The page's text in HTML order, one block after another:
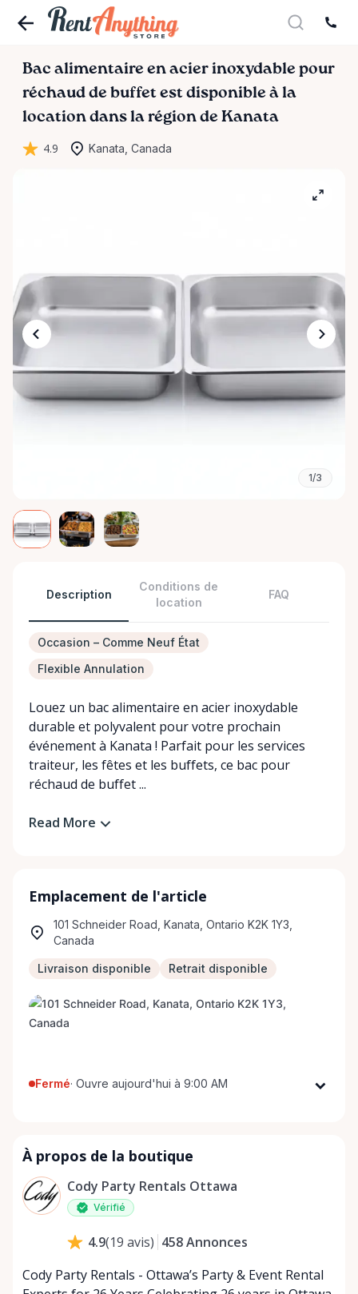
Bac alimentaire en acier inoxydable pour
réchaud de buffet est disponible à la
location dans la région de Kanata
4.9 Kanata, Canada
1/3
Description
Conditions de
location
FAQ
Occasion – Comme Neuf État
Flexible Annulation
Louez un bac alimentaire en acier inoxydable
durable et polyvalent pour votre prochain
événement à Kanata ! Parfait pour les services
traiteur, les fêtes et les buffets, ce bac pour
réchaud de buffet ...
Read More
Emplacement de l'article
101 Schneider Road, Kanata, Ontario K2K 1Y3,
Canada
Livraison disponible Retrait disponible
Fermé· Ouvre aujourd'hui à 9:00 AM
Mercredi
Jeudi
9:00 AM - 5:00 PM
Vendredi
Dimanche
À propos de la boutique
Cody Party Rentals Ottawa
Vérifié
4.9(19 avis) 458Annonces
Cody Party Rentals - Ottawa’s Party & Event Rental